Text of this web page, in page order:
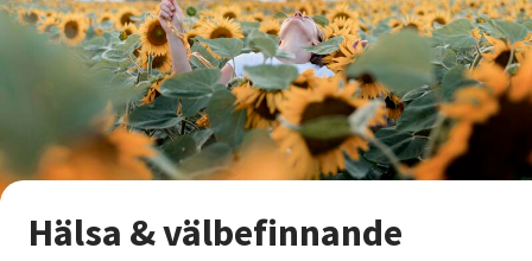
Om SV
Starta studiecirkel
Cirkelledare
Nyheter
Hälsa & välbefinnande